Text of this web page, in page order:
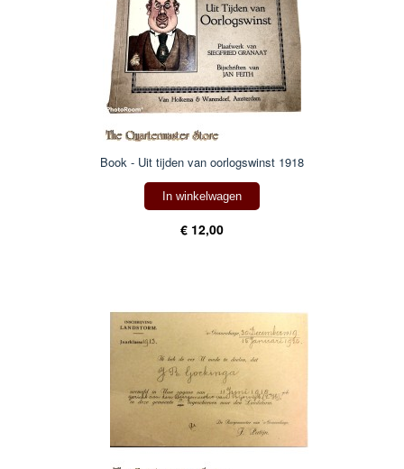
Book - Uit tijden van oorlogswinst 1918
In winkelwagen
€ 12,00